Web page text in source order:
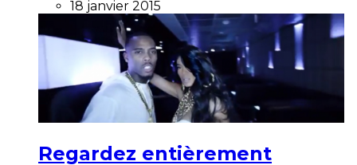
18 janvier 2015
Regardez entièrement